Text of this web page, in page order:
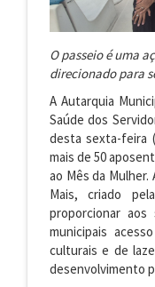
O passeio é uma
direcionado para
A Autarquia
Saúde dos
desta sexta-feira
mais de 50
ao Mês da
Mais, criado
proporcionar aos
municipais
culturais e de
desenvolvimento